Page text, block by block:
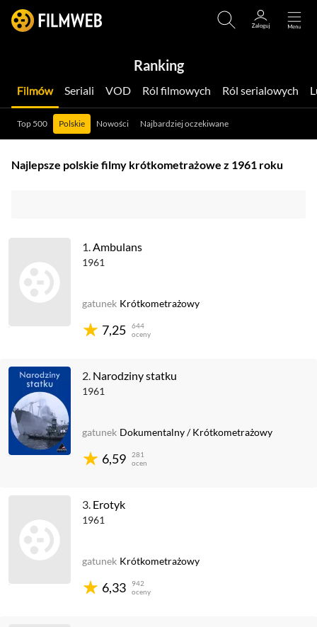
Ranking
Filmów Seriali VOD Ról filmowych Ról serialowych
Top 500 Polskie Nowości Najbardziej oczekiwane
Najlepsze polskie filmy krótkometrażowe z 1961 roku
1.Ambulans
1961
7,25
644
oceny
gatunek Krótkometrażowy
2. Narodziny statku
1961
6,59
281
ocen
gatunek Dokumentalny/Krótkometrażowy
3. Erotyk
1961
6,33
942
oceny
gatunek Krótkometrażowy